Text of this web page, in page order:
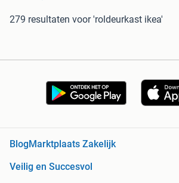
279 resultaten voor 'roldeurkast ikea'
BlogMarktplaats Zakelijk
Veilig en Succesvol